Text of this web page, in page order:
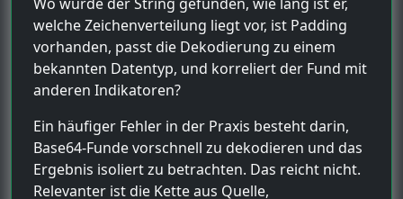
welche Zeichenverteilung liegt vor, ist Padding
vorhanden, passt die Dekodierung zu einem
bekannten Datentyp, und korreliert der Fund mit
anderen Indikatoren?
Ein häufiger Fehler in der Praxis besteht darin,
Base64-Funde vorschnell zu dekodieren und das
Ergebnis isoliert zu betrachten. Das reicht nicht.
Relevanter ist die Kette aus Quelle,